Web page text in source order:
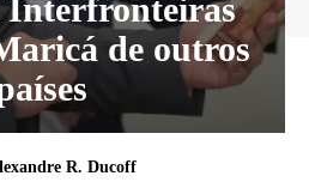
Interfronteiras
de outros
R. Ducoff